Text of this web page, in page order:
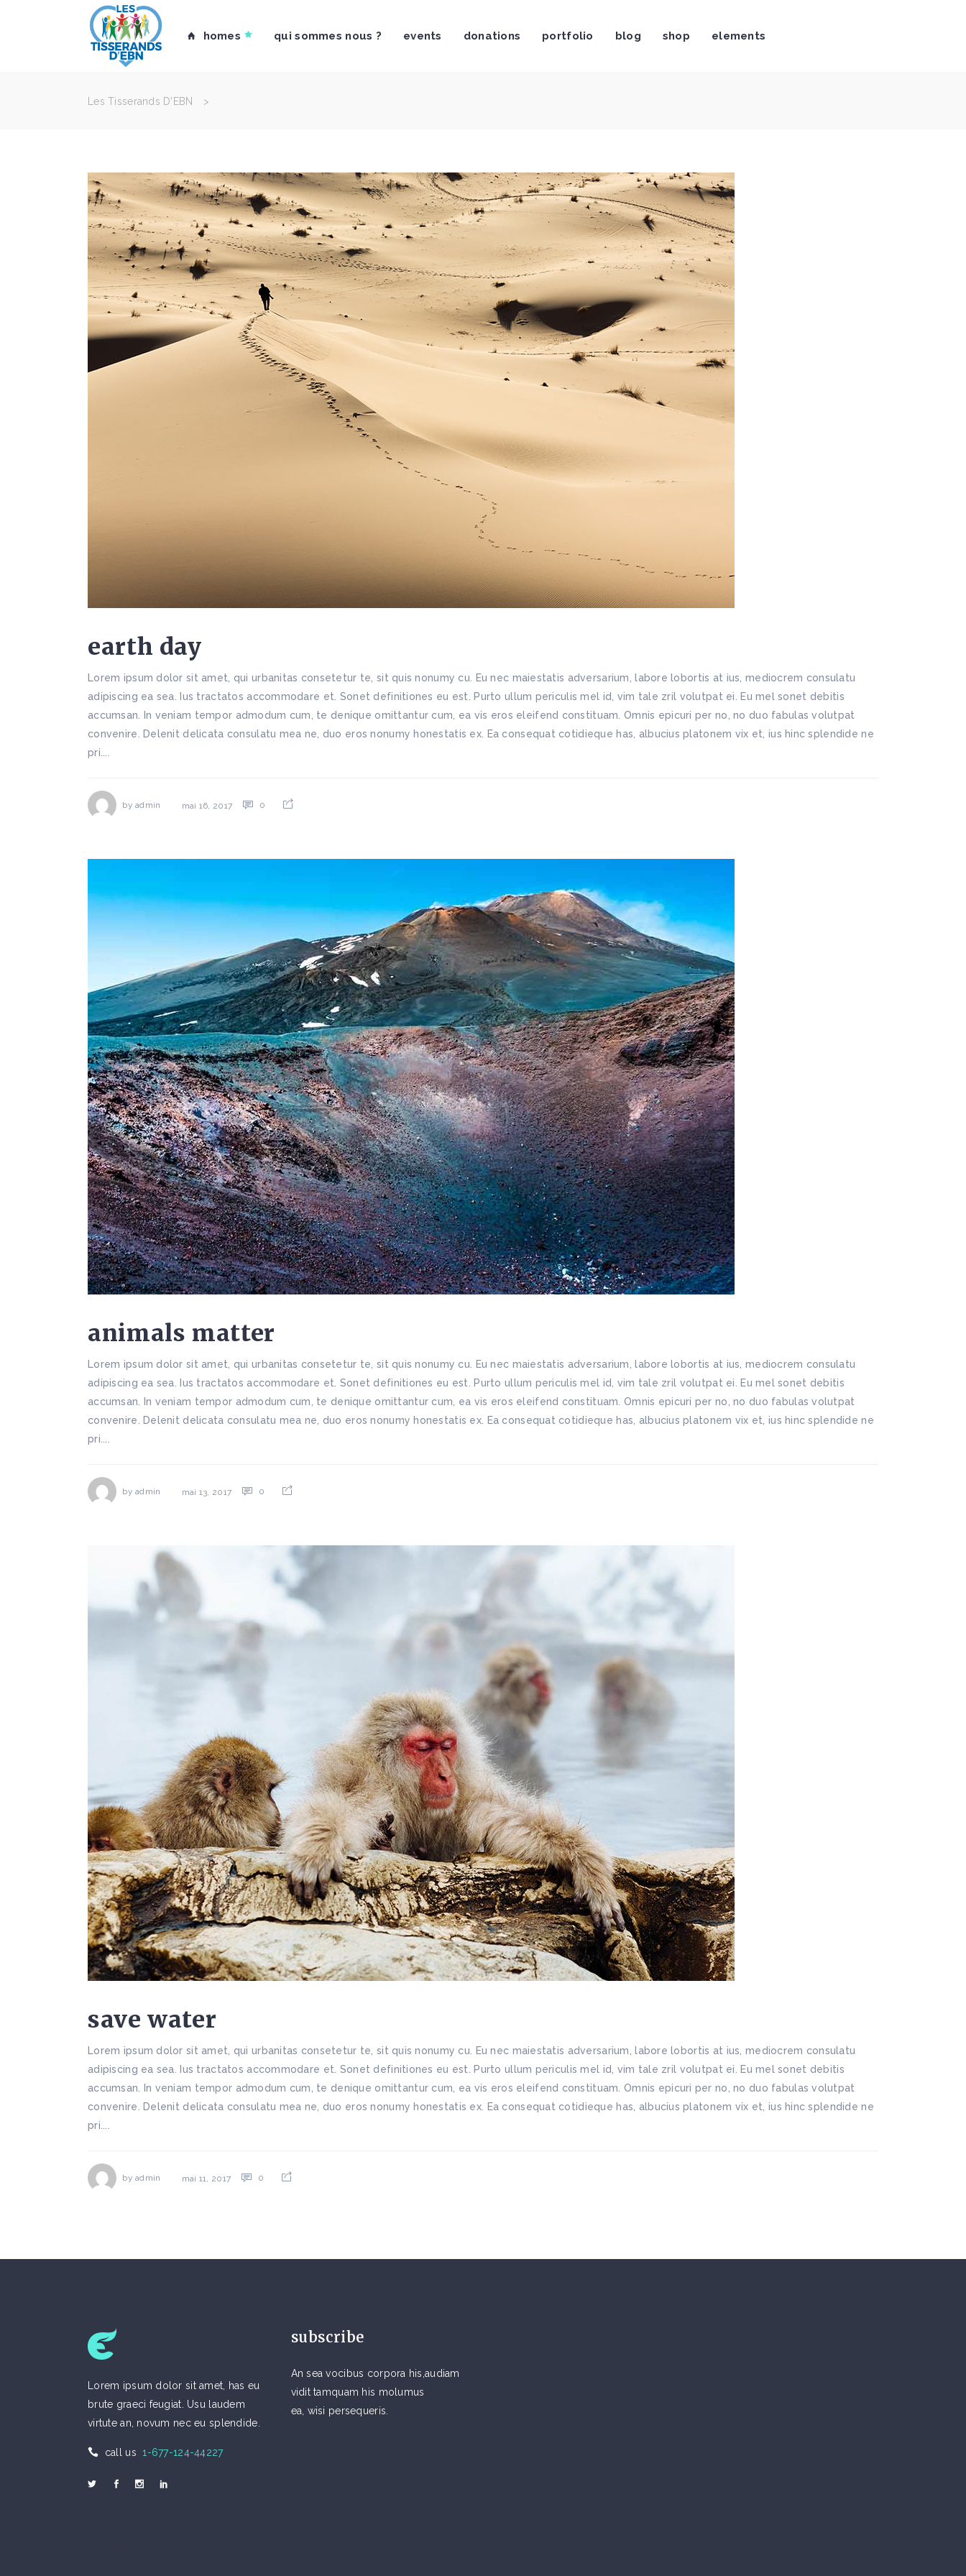
homes qui sommes nous ? events donations portfolio blog shop elements
Les Tisserands D'EBN >
earth day
Lorem ipsum dolor sit amet, qui urbanitas consetetur te, sit quis nonumy cu. Eu nec maiestatis adversarium, labore lobortis at ius, mediocrem consulatu
adipiscing ea sea. Ius tractatos accommodare et. Sonet definitiones eu est. Purto ullum periculis mel id, vim tale zril volutpat ei. Eu mel sonet debitis
accumsan. In veniam tempor admodum cum, te denique omittantur cum, ea vis eros eleifend constituam. Omnis epicuri per no, no duo fabulas volutpat
convenire. Delenit delicata consulatu mea ne, duo eros nonumy honestatis ex. Ea consequat cotidieque has, albucius platonem vix et, ius hinc splendide ne
pri....
byadmin mai 16, 2017 0
animals matter
Lorem ipsum dolor sit amet, qui urbanitas consetetur te, sit quis nonumy cu. Eu nec maiestatis adversarium, labore lobortis at ius, mediocrem consulatu
adipiscing ea sea. Ius tractatos accommodare et. Sonet definitiones eu est. Purto ullum periculis mel id, vim tale zril volutpat ei. Eu mel sonet debitis
accumsan. In veniam tempor admodum cum, te denique omittantur cum, ea vis eros eleifend constituam. Omnis epicuri per no, no duo fabulas volutpat
convenire. Delenit delicata consulatu mea ne, duo eros nonumy honestatis ex. Ea consequat cotidieque has, albucius platonem vix et, ius hinc splendide ne
pri....
byadmin mai 13, 2017 0
save water
Lorem ipsum dolor sit amet, qui urbanitas consetetur te, sit quis nonumy cu. Eu nec maiestatis adversarium, labore lobortis at ius, mediocrem consulatu
adipiscing ea sea. Ius tractatos accommodare et. Sonet definitiones eu est. Purto ullum periculis mel id, vim tale zril volutpat ei. Eu mel sonet debitis
accumsan. In veniam tempor admodum cum, te denique omittantur cum, ea vis eros eleifend constituam. Omnis epicuri per no, no duo fabulas volutpat
convenire. Delenit delicata consulatu mea ne, duo eros nonumy honestatis ex. Ea consequat cotidieque has, albucius platonem vix et, ius hinc splendide ne
pri....
byadmin mai 11, 2017 0
Lorem ipsum dolor sit amet, has eu
brute graeci feugiat. Usu laudem
virtute an, novum nec eu splendide.
call us 1-677-124-44227
subscribe
An sea vocibus corpora his,audiam
vidit tamquam his molumus
ea, wisi persequeris.